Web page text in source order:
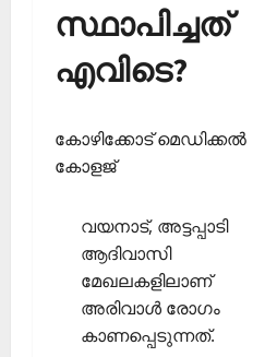
സ്ഥാപിച്ചത്
എവിടെ?
കോഴിക്കോട് മെഡിക്കല്‍
കോളജ്
വയനാട്, അട്ടപ്പാടി
ആദിവാസി
മേഖലകളിലാണ്
അരിവാള്‍ രോഗം
കാണപ്പെടുന്നത്.